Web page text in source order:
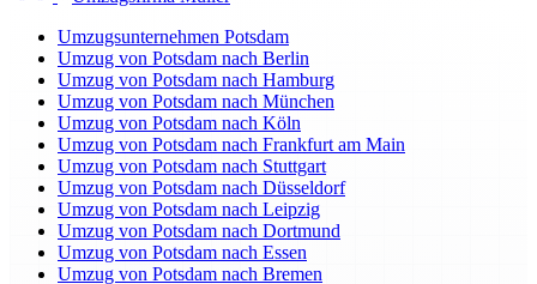
Umzugsunternehmen Potsdam
Umzug von Potsdam nach Berlin
Umzug von Potsdam nach Hamburg
Umzug von Potsdam nach München
Umzug von Potsdam nach Köln
Umzug von Potsdam nach Frankfurt am Main
Umzug von Potsdam nach Stuttgart
Umzug von Potsdam nach Düsseldorf
Umzug von Potsdam nach Leipzig
Umzug von Potsdam nach Dortmund
Umzug von Potsdam nach Essen
Umzug von Potsdam nach Bremen